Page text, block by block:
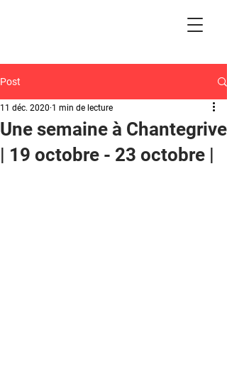
Post
Une semaine à Chantegrive
| 19 octobre - 23 octobre |
11 déc. 2020 1 min de lecture